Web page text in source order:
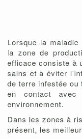
Lorsque la
la zone de
efficace consiste à
sains et à éviter
de terre infestée
en contact avec
environnement.
Dans les zones à
présent, les